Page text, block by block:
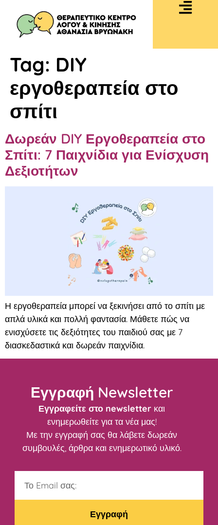
Tag: DIY
εργοθεραπεία στο
σπίτι
Δωρεάν DIY Εργοθεραπεία στο
Σπίτι: 7 Παιχνίδια για Ενίσχυση
Δεξιοτήτων
Η εργοθεραπεία μπορεί να ξεκινήσει από το σπίτι με
απλά υλικά και πολλή φαντασία. Μάθετε πώς να
ενισχύσετε τις δεξιότητες του παιδιού σας με 7
διασκεδαστικά και δωρεάν παιχνίδια.
Εγγραφή Newsletter
Εγγραφείτε στο newsletter και
ενημερωθείτε για τα νέα μας!
Με την εγγραφή σας θα λάβετε δωρεάν
συμβουλές, άρθρα και ενημερωτικό υλικό.
Εγγραφή